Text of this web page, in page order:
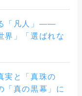
「凡人」——
界」「選ばれな
実と「真珠の
真の黒幕」に